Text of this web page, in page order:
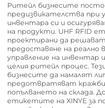
Ритейл бизнесите
предизвикателства при
инвентара си и
на продукти. UHF RFID
проектирани да
предоставяне на реално
управление на инвентар
целия ритейл процес.
бизнесите да намалят
предотвратяват
попълването на склада.
етикетите на XINYE за